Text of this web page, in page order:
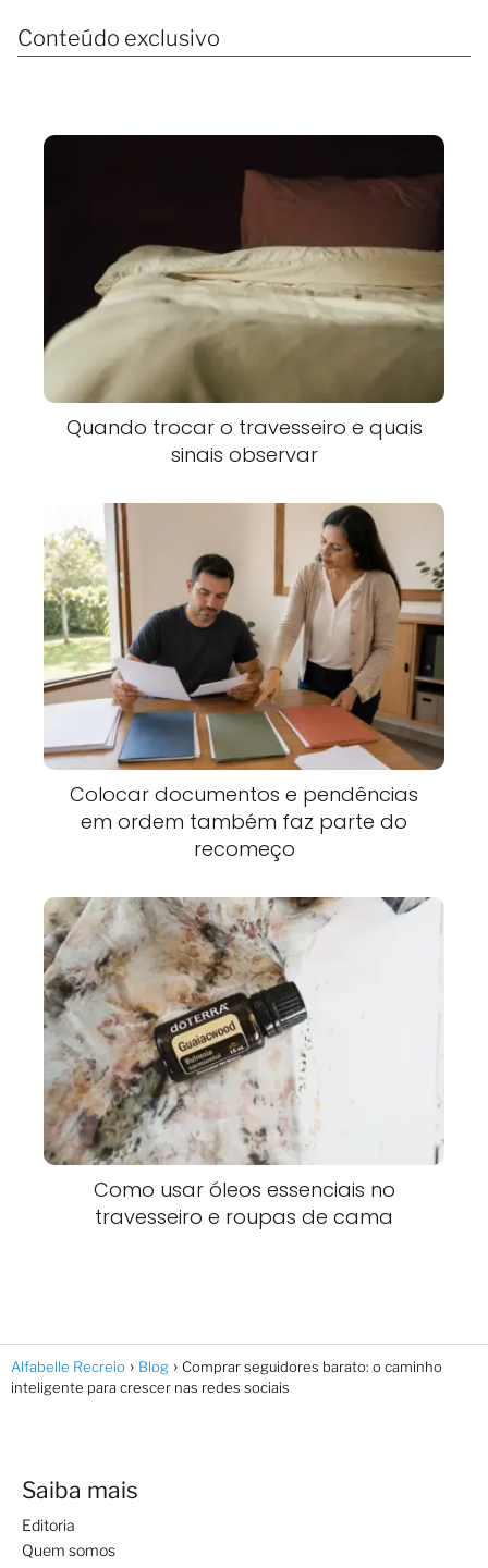
Conteúdo exclusivo
Quando trocar o travesseiro e quais
sinais observar
Colocar documentos e pendências
em ordem também faz parte do
recomeço
Como usar óleos essenciais no
travesseiro e roupas de cama
Alfabelle Recreio Blog
Comprar seguidores barato: o caminho
inteligente para crescer nas redes sociais
Saiba mais
Editoria
Quem somos